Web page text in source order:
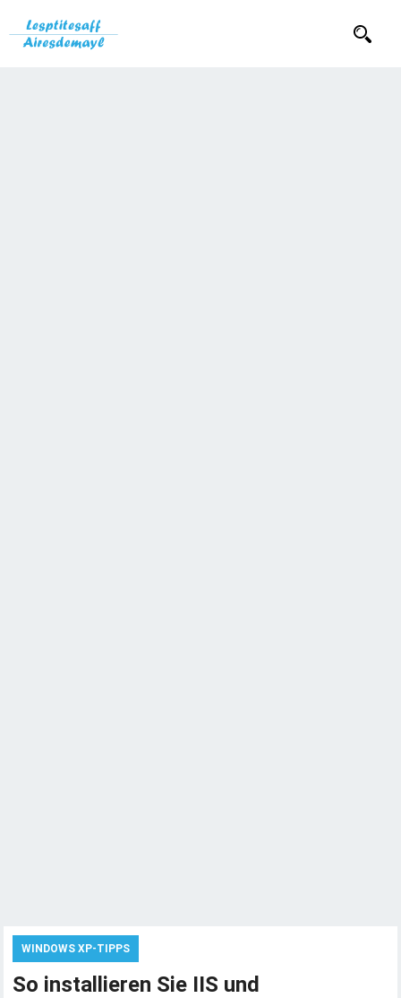
WINDOWS XP-TIPPS
So installieren Sie IIS und